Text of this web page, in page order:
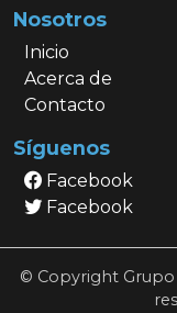
Nosotros
Inicio
Acerca de
Contacto
Síguenos
Facebook
Facebook
© Copyright Grupo